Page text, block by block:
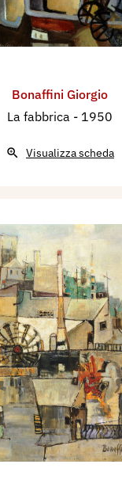
Bonaffini Giorgio
La fabbrica - 1950
Visualizza scheda